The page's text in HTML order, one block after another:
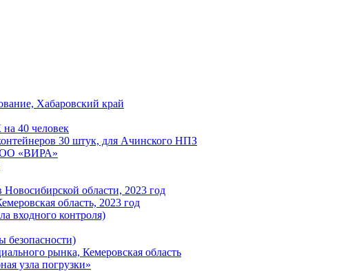
Хабаровский край
40 человек
30 штук, для Ачинского НПЗ
«ВИРА»
области, 2023 год
область, 2023 год
входного контроля)
безопасности)
рынка, Кемеровская область
узла погрузки»